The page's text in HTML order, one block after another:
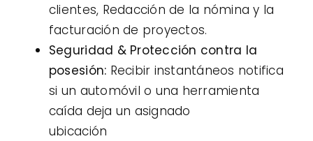
clientes, Redacción de la nómina y la
facturación de proyectos.
Seguridad & Protección contra la
posesión: Recibir instantáneos notifica
si un automóvil o una herramienta
caída deja un asignado
ubicación